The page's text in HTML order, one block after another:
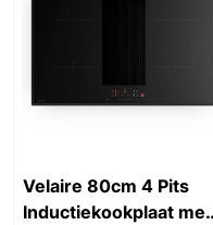
Velaire 80cm 4 Pits
Inductiekookplaat met